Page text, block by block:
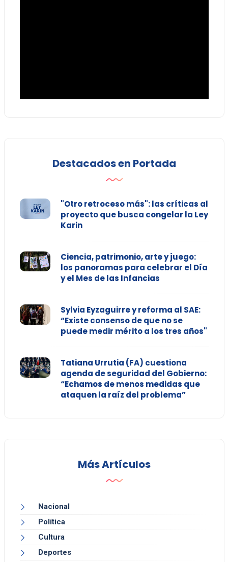
Destacados en Portada
"Otro retroceso más": las críticas al
proyecto que busca congelar la Ley
Karin
Ciencia, patrimonio, arte y juego:
los panoramas para celebrar el Día
y el Mes de las Infancias
Sylvia Eyzaguirre y reforma al SAE:
“Existe consenso de que no se
puede medir mérito a los tres años"
Tatiana Urrutia (FA) cuestiona
agenda de seguridad del Gobierno:
“Echamos de menos medidas que
ataquen la raíz del problema”
Más Artículos
Nacional
Política
Cultura
Deportes